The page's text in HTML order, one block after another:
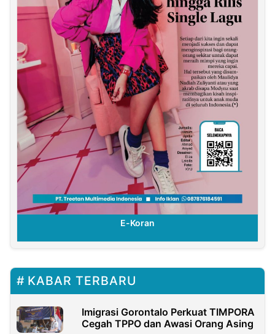
E-Koran
KABAR TERBARU
Imigrasi Gorontalo Perkuat TIMPORA
Cegah TPPO dan Awasi Orang Asing